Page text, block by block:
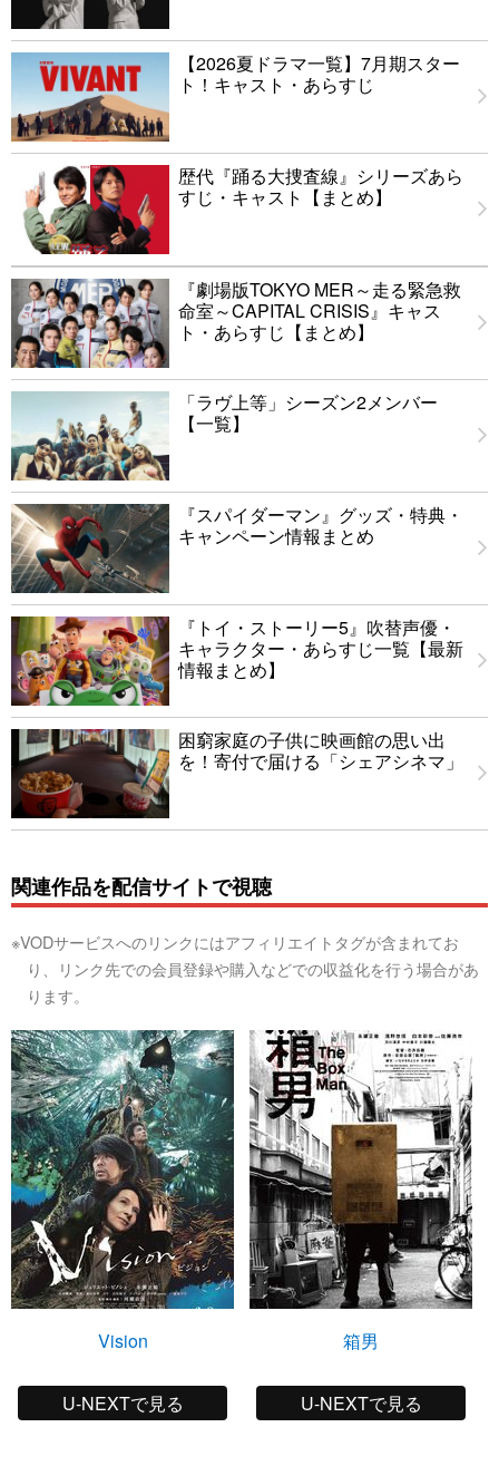
【2026夏ドラマ一覧】7月期スター
ト！キャスト・あらすじ
歴代『踊る大捜査線』シリーズあら
すじ・キャスト【まとめ】
『劇場版TOKYO MER～走る緊急救
命室～CAPITAL CRISIS』キャス
ト・あらすじ【まとめ】
「ラヴ上等」シーズン2メンバー
【一覧】
『スパイダーマン』グッズ・特典・
キャンペーン情報まとめ
『トイ・ストーリー5』吹替声優・
キャラクター・あらすじ一覧【最新
情報まとめ】
困窮家庭の子供に映画館の思い出
を！寄付で届ける「シェアシネマ」
関連作品を配信サイトで視聴
※VODサービスへのリンクにはアフィリエイトタグが含まれてお
り、リンク先での会員登録や購入などでの収益化を行う場合があ
ります。
Vision
U-NEXTで見る
箱男
U-NEXTで見る